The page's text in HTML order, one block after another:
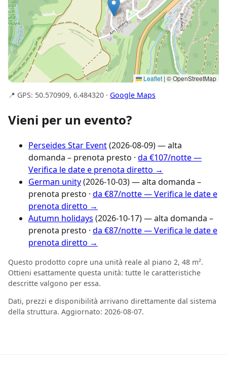
Leaflet | © OpenStreetMap
📍 GPS: 50.570909, 6.484320 · Google Maps
Vieni per un evento?
Perseides Star Event(2026-08-09) — alta
domanda – prenota presto · da €107/notte —
Verifica le date e prenota diretto →
German unity(2026-10-03) — alta domanda –
prenota presto · da €87/notte — Verifica le date e
prenota diretto →
Autumn holidays (2026-10-17) — alta domanda –
prenota presto · da €87/notte — Verifica le date e
prenota diretto →
Questo prodotto copre una unità reale al piano 2, 48 m².
Ottieni esattamente questa unità: tutte le caratteristiche
descritte valgono per essa.
Dati, prezzi e disponibilità arrivano direttamente dal sistema
della struttura. Aggiornato: 2026-08-07.